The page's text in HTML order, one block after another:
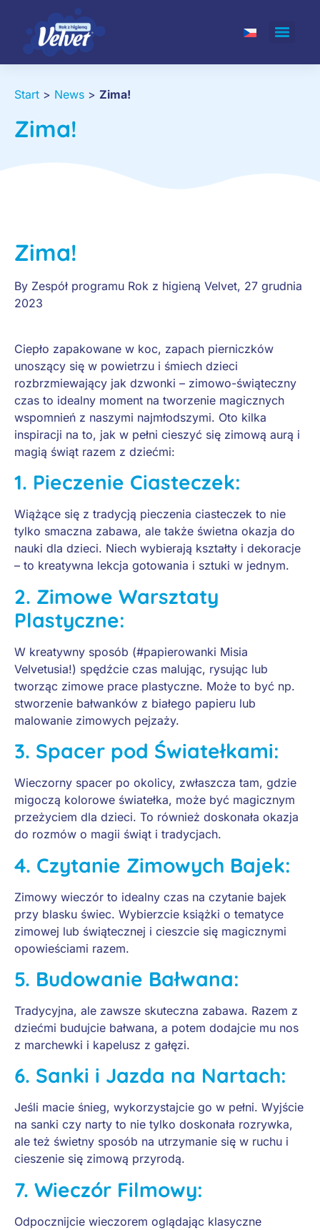
Start > News > Zima!
Zima!
Zima!
By Zespół programu Rok z higieną Velvet, 27 grudnia
2023
Ciepło zapakowane w koc, zapach pierniczków
unoszący się w powietrzu i śmiech dzieci
rozbrzmiewający jak dzwonki – zimowo-świąteczny
czas to idealny moment na tworzenie magicznych
wspomnień z naszymi najmłodszymi. Oto kilka
inspiracji na to, jak w pełni cieszyć się zimową aurą i
magią świąt razem z dziećmi:
1. Pieczenie Ciasteczek:
Wiążące się z tradycją pieczenia ciasteczek to nie
tylko smaczna zabawa, ale także świetna okazja do
nauki dla dzieci. Niech wybierają kształty i dekoracje
– to kreatywna lekcja gotowania i sztuki w jednym.
2. Zimowe Warsztaty
Plastyczne:
W kreatywny sposób (#papierowanki Misia
Velvetusia!) spędźcie czas malując, rysując lub
tworząc zimowe prace plastyczne. Może to być np.
stworzenie bałwanków z białego papieru lub
malowanie zimowych pejzaży.
3. Spacer pod Światełkami:
Wieczorny spacer po okolicy, zwłaszcza tam, gdzie
migoczą kolorowe światełka, może być magicznym
przeżyciem dla dzieci. To również doskonała okazja
do rozmów o magii świąt i tradycjach.
4. Czytanie Zimowych Bajek:
Zimowy wieczór to idealny czas na czytanie bajek
przy blasku świec. Wybierzcie książki o tematyce
zimowej lub świątecznej i cieszcie się magicznymi
opowieściami razem.
5. Budowanie Bałwana:
Tradycyjna, ale zawsze skuteczna zabawa. Razem z
dziećmi budujcie bałwana, a potem dodajcie mu nos
z marchewki i kapelusz z gałęzi.
6. Sanki i Jazda na Nartach:
Jeśli macie śnieg, wykorzystajcie go w pełni. Wyjście
na sanki czy narty to nie tylko doskonała rozrywka,
ale też świetny sposób na utrzymanie się w ruchu i
cieszenie się zimową przyrodą.
7. Wieczór Filmowy:
Odpocznijcie wieczorem oglądając klasyczne